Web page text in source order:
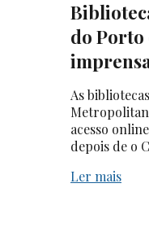
do Porto
As
acesso
depois de o
Ler mais